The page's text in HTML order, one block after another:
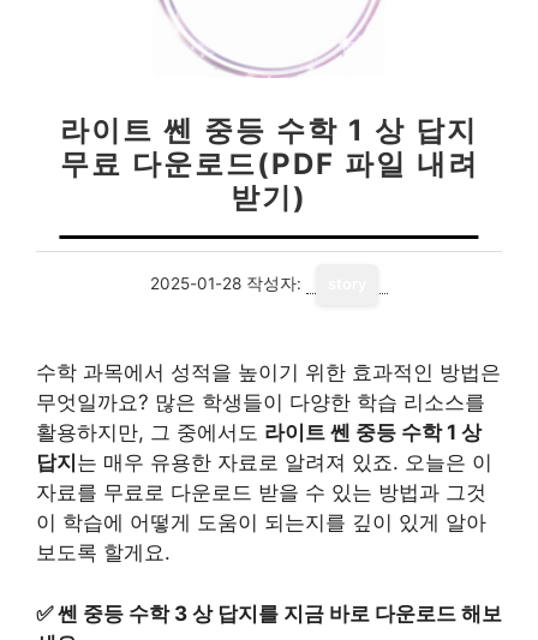
라이트 쎈 중등 수학 1 상 답지
무료 다운로드(PDF 파일 내려
받기)
2025-01-28 작성자:
수학 과목에서 성적을 높이기 위한 효과적인 방법은
무엇일까요? 많은 학생들이 다양한 학습 리소스를
활용하지만, 그 중에서도 라이트 쎈 중등 수학 1 상
답지 는 매우 유용한 자료로 알려져 있죠. 오늘은 이
자료를 무료로 다운로드 받을 수 있는 방법과 그것
이 학습에 어떻게 도움이 되는지를 깊이 있게 알아
보도록 할게요.
✅쎈 중등 수학 3 상 답지를 지금 바로 다운로드 해보